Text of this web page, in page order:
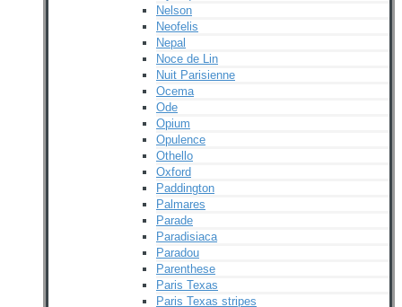
Nelson
Neofelis
Nepal
Noce de Lin
Nuit Parisienne
Ocema
Ode
Opium
Opulence
Othello
Oxford
Paddington
Palmares
Parade
Paradisiaca
Paradou
Parenthese
Paris Texas
Paris Texas stripes